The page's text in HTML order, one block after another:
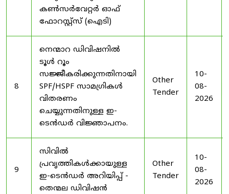
കൺസർവേറ്റർ ഓഫ്
ഫോറസ്റ്റ്സ് (ഐടി)
8
നെന്മാറ ഡിവിഷനിൽ
ടൂൾ റൂം
സജ്ജീകരിക്കുന്നതിനായി
SPF/HSPF സാമഗ്രികൾ
വിതരണം
ചെയ്യുന്നതിനുള്ള ഇ-
ടെൻഡർ വിജ്ഞാപനം.
Other
Tender
10-
08-
2026
9
സിവിൽ
പ്രവൃത്തികൾക്കായുള്ള
ഇ-ടെൻഡർ അറിയിപ്പ് -
തെന്മല ഡിവിഷൻ
Other
Tender
10-
08-
2026